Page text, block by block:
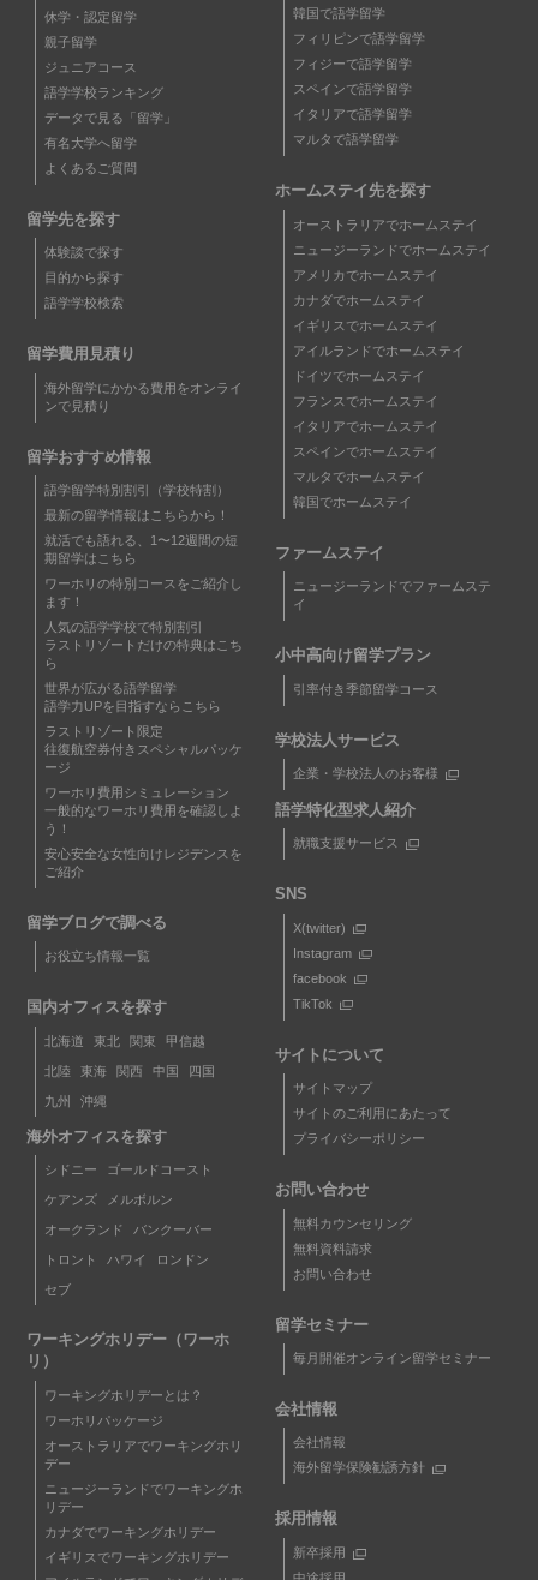
休学・認定留学
親子留学
ジュニアコース
語学学校ランキング
データで見る「留学」
有名大学へ留学
よくあるご質問
留学先を探す
体験談で探す
目的から探す
語学学校検索
留学費用見積り
海外留学にかかる費用をオンライ
ンで見積り
留学おすすめ情報
語学留学特別割引（学校特割）
最新の留学情報はこちらから！
就活でも語れる、1〜12週間の短
期留学はこちら
ワーホリの特別コースをご紹介し
ます！
人気の語学学校で特別割引
ラストリゾートだけの特典はこち
ら
世界が広がる語学留学
語学力UPを目指すならこちら
ラストリゾート限定
往復航空券付きスペシャルパッケ
ージ
ワーホリ費用シミュレーション
一般的なワーホリ費用を確認しよ
う！
安心安全な女性向けレジデンスを
ご紹介
留学ブログで調べる
お役立ち情報一覧
国内オフィスを探す
北海道 東北 関東 甲信越
北陸 東海 関西 中国 四国
九州 沖縄
海外オフィスを探す
シドニー ゴールドコースト
ケアンズ メルボルン
オークランド バンクーバー
トロント ハワイ ロンドン
セブ
ワーキングホリデー（ワーホ
リ）
ワーキングホリデーとは？
ワーホリパッケージ
オーストラリアでワーキングホリ
デー
ニュージーランドでワーキングホ
リデー
カナダでワーキングホリデー
イギリスでワーキングホリデー
韓国で語学留学
フィリピンで語学留学
フィジーで語学留学
スペインで語学留学
イタリアで語学留学
マルタで語学留学
ホームステイ先を探す
オーストラリアでホームステイ
ニュージーランドでホームステイ
アメリカでホームステイ
カナダでホームステイ
イギリスでホームステイ
アイルランドでホームステイ
ドイツでホームステイ
フランスでホームステイ
イタリアでホームステイ
スペインでホームステイ
マルタでホームステイ
韓国でホームステイ
ファームステイ
ニュージーランドでファームステ
イ
小中高向け留学プラン
引率付き季節留学コース
学校法人サービス
企業・学校法人のお客様
語学特化型求人紹介
就職支援サービス
SNS
X(twitter)
Instagram
facebook
TikTok
サイトについて
サイトマップ
サイトのご利用にあたって
プライバシーポリシー
お問い合わせ
無料カウンセリング
無料資料請求
お問い合わせ
留学セミナー
毎月開催オンライン留学セミナー
会社情報
会社情報
海外留学保険勧誘方針
採用情報
新卒採用